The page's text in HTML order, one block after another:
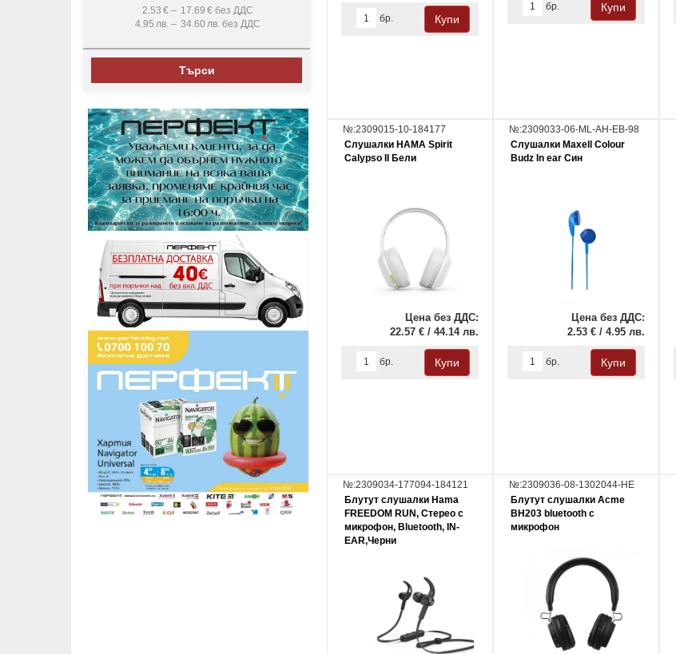
2.53 € – 17.69 € без ДДС
4.95 лв. – 34.60 лв. без ДДС
Търси
бр.
бр.
№:2309015-10-184177
Слушалки HAMA Spirit
Calypso II Бели
Цена без ДДС:
22.57 € / 44.14 лв.
бр.
№:2309033-06-ML-AH-EB-98
Слушалки Maxell Colour
Budz In ear Син
Цена без ДДС:
2.53 € / 4.95 лв.
бр.
№:2309034-177094-184121
Блутут слушалки Hama
FREEDOM RUN, Стерео с
микрофон, Bluetooth, IN-
EAR,Черни
№:2309036-08-1302044-НЕ
Блутут слушалки Acme
BH203 bluetooth с
микрофон